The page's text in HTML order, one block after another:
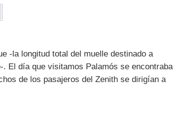
-la longitud total del muelle destinado a
El día que visitamos Palamós se encontraba
de los pasajeros del Zenith se dirigían a